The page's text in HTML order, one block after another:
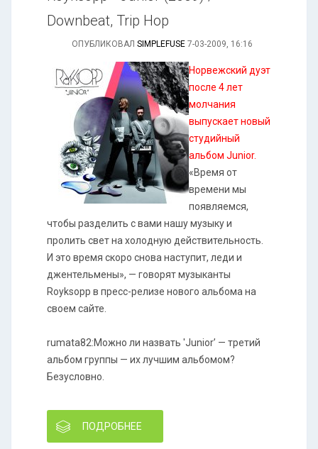
Downbeat, Trip Hop
ОПУБЛИКОВАЛ SIMPLEFUSE 7-03-2009, 16:16
Норвежский дуэт
после 4 лет
молчания
выпускает новый
студийный
альбом Junior.
«Время от
времени мы
появляемся,
чтобы разделить с вами нашу музыку и
пролить свет на холодную действительность.
И это время скоро снова наступит, леди и
джентельмены», — говорят музыканты
Royksopp в пресс-релизе нового альбома на
своем сайте.
rumata82:Можно ли назвать 'Junior’ — третий
альбом группы — их лучшим альбомом?
Безусловно.
ПОДРОБНЕЕ